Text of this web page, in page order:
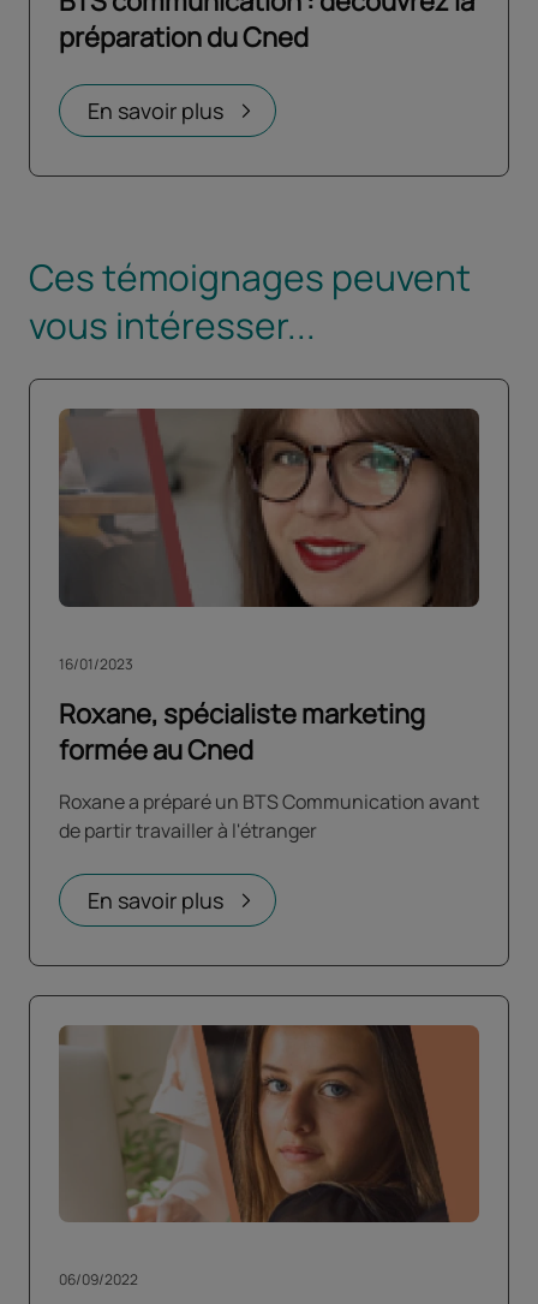
préparation du Cned
En savoir plus
Ouvrir dans un nouvel onglet
Ces témoignages peuvent
vous intéresser...
Roxane, spécialiste marketing
formée au Cned
16/01/2023
Roxane a préparé un BTS Communication avant
de partir travailler à l'étranger
En savoir plus
06/09/2022